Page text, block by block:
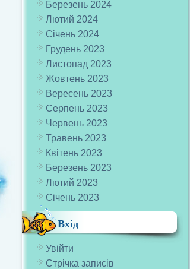
Березень 2024
Лютий 2024
Січень 2024
Грудень 2023
Листопад 2023
Жовтень 2023
Вересень 2023
Серпень 2023
Червень 2023
Травень 2023
Квітень 2023
Березень 2023
Лютий 2023
Січень 2023
Вхід
Увійти
Стрічка записів